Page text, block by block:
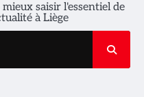
saisir l'essentiel de
à Liège